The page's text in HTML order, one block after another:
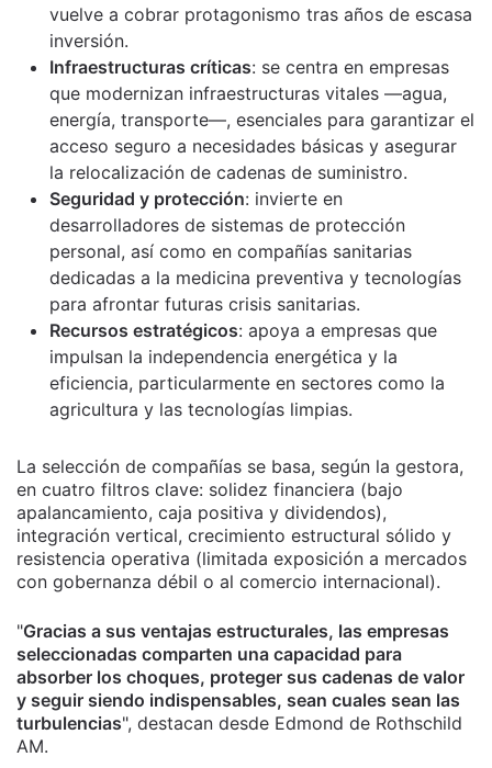
vuelve a cobrar protagonismo tras años de escasa
inversión.
Infraestructuras críticas: se centra en empresas
que modernizan infraestructuras vitales —agua,
energía, transporte—, esenciales para garantizar el
acceso seguro a necesidades básicas y asegurar
la relocalización de cadenas de suministro.
Seguridad y protección: invierte en
desarrolladores de sistemas de protección
personal, así como en compañías sanitarias
dedicadas a la medicina preventiva y tecnologías
para afrontar futuras crisis sanitarias.
Recursos estratégicos: apoya a empresas que
impulsan la independencia energética y la
eficiencia, particularmente en sectores como la
agricultura y las tecnologías limpias.
La selección de compañías se basa, según la gestora,
en cuatro filtros clave: solidez financiera (bajo
apalancamiento, caja positiva y dividendos),
integración vertical, crecimiento estructural sólido y
resistencia operativa (limitada exposición a mercados
con gobernanza débil o al comercio internacional).
"Gracias a sus ventajas estructurales, las empresas
seleccionadas comparten una capacidad para
absorber los choques, proteger sus cadenas de valor
y seguir siendo indispensables, sean cuales sean las
turbulencias", destacan desde Edmond de Rothschild
AM.